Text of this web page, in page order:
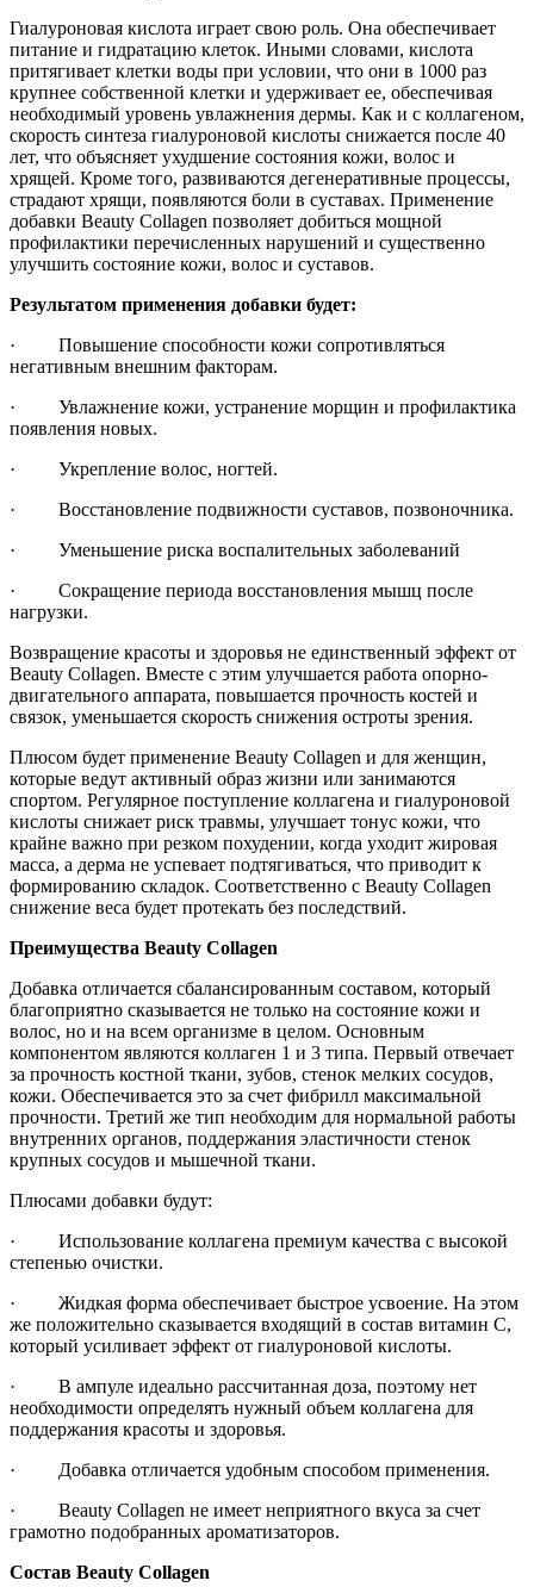
Гиалуроновая кислота играет свою роль. Она обеспечивает
питание и гидратацию клеток. Иными словами, кислота
притягивает клетки воды при условии, что они в 1000 раз
крупнее собственной клетки и удерживает ее, обеспечивая
необходимый уровень увлажнения дермы. Как и с коллагеном,
скорость синтеза гиалуроновой кислоты снижается после 40
лет, что объясняет ухудшение состояния кожи, волос и
хрящей. Кроме того, развиваются дегенеративные процессы,
страдают хрящи, появляются боли в суставах. Применение
добавки Beauty Collagen позволяет добиться мощной
профилактики перечисленных нарушений и существенно
улучшить состояние кожи, волос и суставов.
Результатом применения добавки будет:
· Повышение способности кожи сопротивляться
негативным внешним факторам.
· Увлажнение кожи, устранение морщин и профилактика
появления новых.
· Укрепление волос, ногтей.
· Восстановление подвижности суставов, позвоночника.
· Уменьшение риска воспалительных заболеваний
· Сокращение периода восстановления мышц после
нагрузки.
Возвращение красоты и здоровья не единственный эффект от
Beauty Collagen. Вместе с этим улучшается работа опорно-
двигательного аппарата, повышается прочность костей и
связок, уменьшается скорость снижения остроты зрения.
Плюсом будет применение Beauty Collagen и для женщин,
которые ведут активный образ жизни или занимаются
спортом. Регулярное поступление коллагена и гиалуроновой
кислоты снижает риск травмы, улучшает тонус кожи, что
крайне важно при резком похудении, когда уходит жировая
масса, а дерма не успевает подтягиваться, что приводит к
формированию складок. Соответственно с Beauty Collagen
снижение веса будет протекать без последствий.
Преимущества Beauty Collagen
Добавка отличается сбалансированным составом, который
благоприятно сказывается не только на состояние кожи и
волос, но и на всем организме в целом. Основным
компонентом являются коллаген 1 и 3 типа. Первый отвечает
за прочность костной ткани, зубов, стенок мелких сосудов,
кожи. Обеспечивается это за счет фибрилл максимальной
прочности. Третий же тип необходим для нормальной работы
внутренних органов, поддержания эластичности стенок
крупных сосудов и мышечной ткани.
Плюсами добавки будут:
· Использование коллагена премиум качества с высокой
степенью очистки.
· Жидкая форма обеспечивает быстрое усвоение. На этом
же положительно сказывается входящий в состав витамин С,
который усиливает эффект от гиалуроновой кислоты.
· В ампуле идеально рассчитанная доза, поэтому нет
необходимости определять нужный объем коллагена для
поддержания красоты и здоровья.
· Добавка отличается удобным способом применения.
· Beauty Collagen не имеет неприятного вкуса за счет
грамотно подобранных ароматизаторов.
Состав Beauty Collagen